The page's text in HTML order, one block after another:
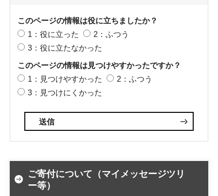
このページの情報は役に立ちましたか？
1：役に立った
2：ふつう
3：役に立たなかった
このページの情報は見つけやすかったですか？
1：見つけやすかった
2：ふつう
3：見つけにくかった
ご寄付について（マイメッセージツリ
ー等）